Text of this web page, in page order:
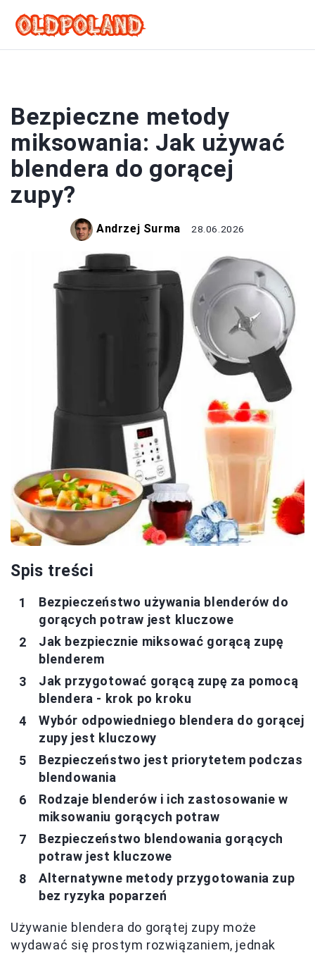
Bezpieczne metody
miksowania: Jak używać
blendera do gorącej
zupy?
Andrzej Surma 28.06.2026
Spis treści
Bezpieczeństwo używania blenderów do
gorących potraw jest kluczowe
Jak bezpiecznie miksować gorącą zupę
blenderem
Jak przygotować gorącą zupę za pomocą
blendera - krok po kroku
Wybór odpowiedniego blendera do gorącej
zupy jest kluczowy
Bezpieczeństwo jest priorytetem podczas
blendowania
Rodzaje blenderów i ich zastosowanie w
miksowaniu gorących potraw
Bezpieczeństwo blendowania gorących
potraw jest kluczowe
Alternatywne metody przygotowania zup
bez ryzyka poparzeń
Używanie blendera do gorątej zupy może
wydawać się prostym rozwiązaniem, jednak